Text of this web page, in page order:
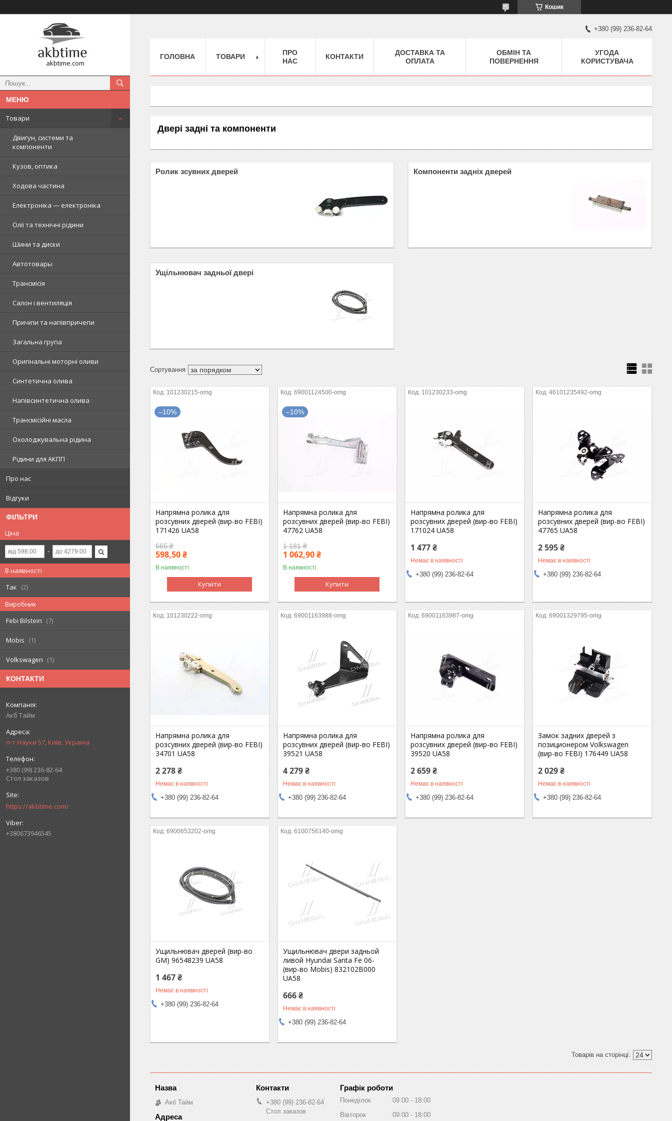
Кошик
akbtime.com
Товари
Двигун, системи та
компоненти
Кузов, оптика
Ходова частина
Електроніка — електроніка
Олії та технічні рідини
Шини та диски
Автотовары
Трансмісія
Салон і вентиляція
Причіпи та напівпричепи
Загальна група
Оригінальні моторні оливи
Синтетична олива
Напівсинтетична олива
Трансмісійні масла
Охолоджувальна рідина
Рідини для АКПП
Про нас
Відгуки
ФІЛЬТРИ
Ціна
В наявності
Так
2
Виробник
Febi Bilstein
7
Mobis 1
Volkswagen 1
КОНТАКТИ
Акб Тайм
п-т Науки 57, Київ, Україна
+380 (99) 236-82-64
Стол заказов
https://akbtime.com/
+380673946545
+380 (99) 236-82-64
ГОЛОВНА ТОВАРИ
ПРО
НАС
КОНТАКТИ
ДОСТАВКА ТА
ОПЛАТА
ОБМІН ТА
ПОВЕРНЕННЯ
УГОДА
КОРИСТУВАЧА
Двері задні та компоненти
Ролик зсувних дверей Компоненти задніх дверей
Ущільнювач задньої двері
101230215-omg
–10%
Напрямна ролика для
розсувних дверей (вир-во FEBI)
171426 UA58
665 ₴
598,50 ₴
В наявності
Купити
69001124500-omg
–10%
Напрямна ролика для
розсувних дверей (вир-во FEBI)
47762 UA58
1 181 ₴
1 062,90 ₴
В наявності
Купити
101230233-omg
Напрямна ролика для
розсувних дверей (вир-во FEBI)
171024 UA58
1 477 ₴
Немає в наявності
+380 (99) 236-82-64
46101235492-omg
Напрямна ролика для
розсувних дверей (вир-во FEBI)
47765 UA58
2 595 ₴
Немає в наявності
+380 (99) 236-82-64
101230222-omg
Напрямна ролика для
розсувних дверей (вир-во FEBI)
34701 UA58
2 278 ₴
Немає в наявності
+380 (99) 236-82-64
69001163988-omg
Напрямна ролика для
розсувних дверей (вир-во FEBI)
39521 UA58
4 279 ₴
Немає в наявності
+380 (99) 236-82-64
69001163987-omg
Напрямна ролика для
розсувних дверей (вир-во FEBI)
39520 UA58
2 659 ₴
Немає в наявності
+380 (99) 236-82-64
69001329795-omg
Замок задних дверей з
позиционером Volkswagen
(вир-во FEBI) 176449 UA58
2 029 ₴
Немає в наявності
+380 (99) 236-82-64
6900653202-omg
Ущильнювач дверей (вир-во
GM) 96548239 UA58
1 467 ₴
Немає в наявності
+380 (99) 236-82-64
6100756140-omg
Ущильнювач двери задньой
ливой Hyundai Santa Fe 06-
(вир-во Mobis) 832102B000
UA58
666 ₴
Немає в наявності
+380 (99) 236-82-64
Акб Тайм
+380 (99) 236-82-64
Стол заказов
Графік роботи
Понеділок 09:00
18:00
Вівторок
09:00 18:00